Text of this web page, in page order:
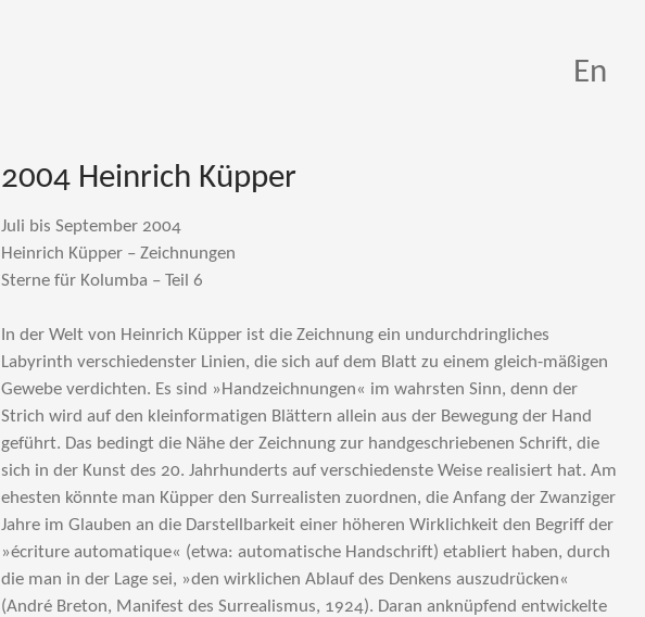
En
2004 Heinrich Küpper
Juli bis September 2004
Heinrich Küpper – Zeichnungen
Sterne für Kolumba – Teil 6
In der Welt von Heinrich Küpper ist die Zeichnung ein undurchdringliches
Labyrinth verschiedenster Linien, die sich auf dem Blatt zu einem gleich-mäßigen
Gewebe verdichten. Es sind »Handzeichnungen« im wahrsten Sinn, denn der
Strich wird auf den kleinformatigen Blättern allein aus der Bewegung der Hand
geführt. Das bedingt die Nähe der Zeichnung zur handgeschriebenen Schrift, die
sich in der Kunst des 20. Jahrhunderts auf verschiedenste Weise realisiert hat. Am
ehesten könnte man Küpper den Surrealisten zuordnen, die Anfang der Zwanziger
Jahre im Glauben an die Darstellbarkeit einer höheren Wirklichkeit den Begriff der
»écriture automatique« (etwa: automatische Handschrift) etabliert haben, durch
die man in der Lage sei, »den wirklichen Ablauf des Denkens auszudrücken«
(André Breton, Manifest des Surrealismus, 1924). Daran anknüpfend entwickelte